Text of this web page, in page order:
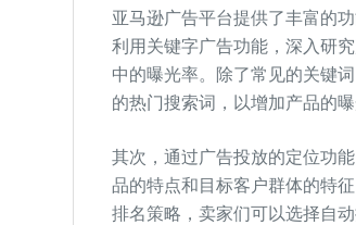
亚马逊广告平台提供了丰富的
利用关键字广告功能，深入研
中的曝光率。除了常见的关键
的热门搜索词，以增加产品的曝
其次，通过广告投放的定位功
品的特点和目标客户群体的特
排名策略，卖家们可以选择自